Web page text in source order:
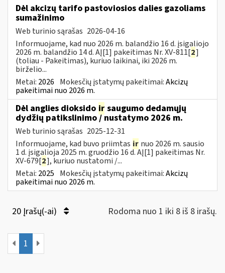
Dėl akcizų tarifo pastoviosios dalies gazoliams
sumažinimo
Web turinio sąrašas 2026-04-16
Informuojame, kad nuo 2026 m. balandžio 16 d. įsigaliojo
2026 m. balandžio 14 d. AĮ[1] pakeitimas Nr. XV-811[2]
(toliau - Pakeitimas), kuriuo laikinai, iki 2026 m.
birželio...
Metai: 2026 Mokesčių įstatymų pakeitimai:Akcizų
pakeitimai nuo 2026 m.
Dėl anglies dioksido ir saugumo dedamųjų
dydžių patikslinimo / nustatymo 2026 m.
Web turinio sąrašas 2025-12-31
Informuojame, kad buvo priimtas ir nuo 2026 m. sausio
1 d. įsigalioja 2025 m. gruodžio 16 d. AĮ[1] pakeitimas Nr.
XV-679[2], kuriuo nustatomi /...
Metai: 2025 Mokesčių įstatymų pakeitimai:Akcizų
pakeitimai nuo 2026 m.
20 Įrašų(-ai) Rodoma nuo 1 iki 8 iš 8 irašų.
1